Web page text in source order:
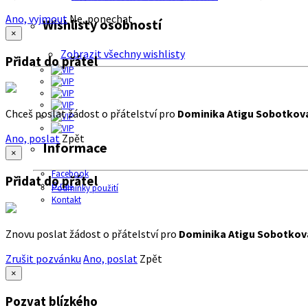
Wishlisty osobností
Zobrazit všechny wishlisty
Informace
Facebook
O nás
Podmínky použití
Kontakt
Ano, vyjmout Ne, ponechat
×
Přidat do přátel
Chceš poslat žádost o přátelství pro Dominika Atigu
Ano, poslat Zpět
×
Přidat do přátel
Znovu poslat žádost o přátelství pro Dominika Atigu
Zrušit pozvánku Ano, poslat Zpět
×
Pozvat blízkého